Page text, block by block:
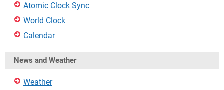
Atomic Clock Sync
World Clock
Calendar
News and Weather
Weather